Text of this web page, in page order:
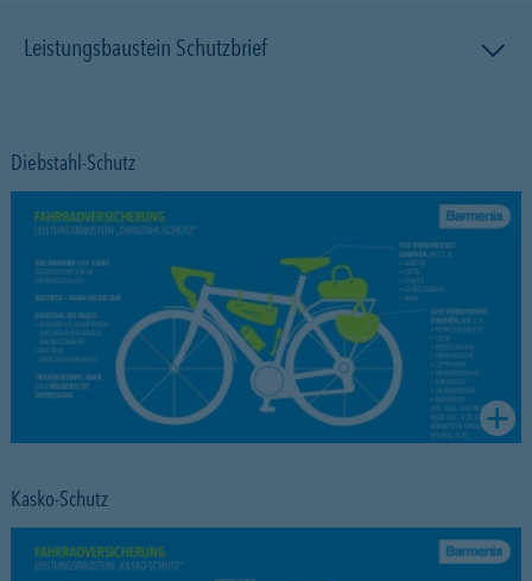
Leistungsbaustein Schutzbrief
Diebstahl-Schutz
Kasko-Schutz